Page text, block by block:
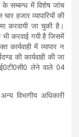
के सम्बन्ध में विशेष जांच
हजार व्यापारियों की
करवायी जा चुकी है।
भी करवाई गयी है जिसमें
में व्यापार न
की कार्यवाही की जा
लेने वाले 04
विभागीय अधिकारी